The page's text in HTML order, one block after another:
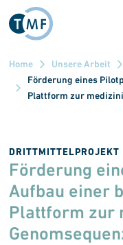
Direkt zum Inhalt
Home Unsere Arbeit
Förderung eines
Plattform zur
DRITTMITTELPROJEKT
Förderung
Aufbau einer
Plattform zur